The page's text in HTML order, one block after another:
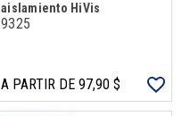
aislamiento HiVis
9325
A PARTIR DE 97,90 $